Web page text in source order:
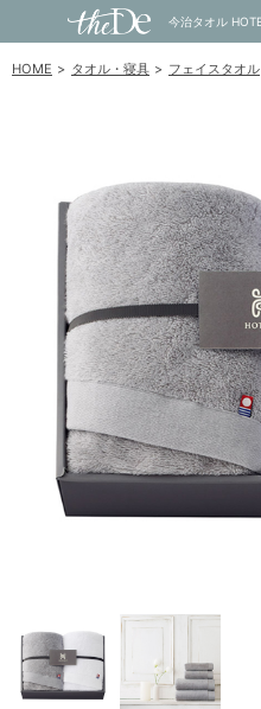
HOME タオル・寝具 フェイスタオル